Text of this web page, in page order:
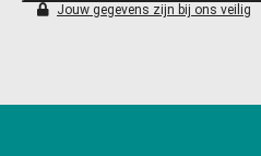
Jouw gegevens zijn bij ons veilig